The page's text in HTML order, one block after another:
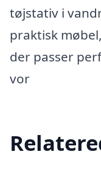
tøjstativ i
praktisk
der passer
vor